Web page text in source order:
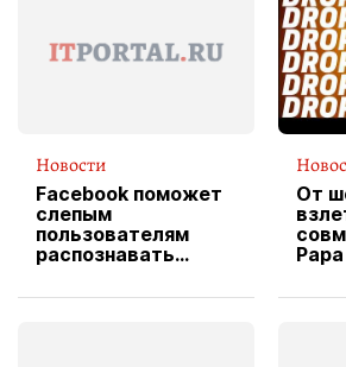
Новости
Facebook поможет
слепым
пользователям
распознавать
От